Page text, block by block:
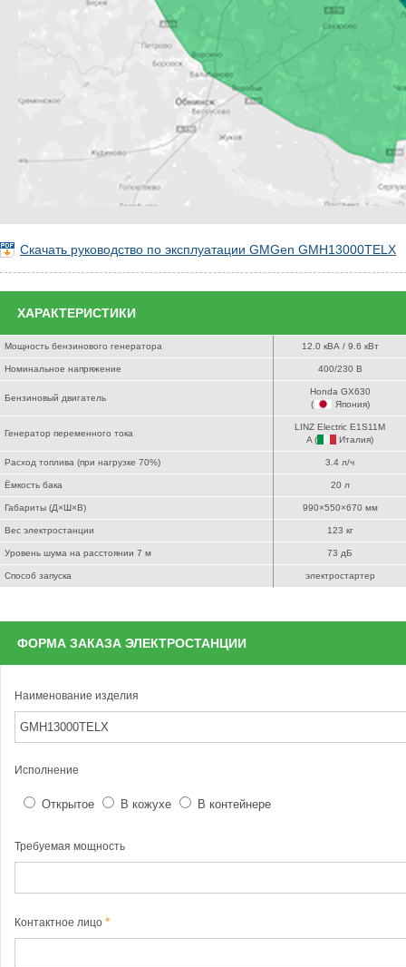
Скачать руководство по эксплуатации GMGen GMH13000TELX
ХАРАКТЕРИСТИКИ
Мощность бензинового генератора 12.0 кВА / 9.6 кВт
Номинальное напряжение 400/230 В
Бензиновый двигатель
Honda GX630
(
Япония)
Генератор переменного тока
LINZ Electric E1S11M
A (
Италия)
Расход топлива (при нагрузке 70%) 3.4 л/ч
Ёмкость бака 20 л
Габариты (Д×Ш×В) 990×550×670 мм
Вес электростанции 123 кг
Уровень шума на расстоянии 7 м 73 дБ
Способ запуска электростартер
ФОРМА ЗАКАЗА ЭЛЕКТРОСТАНЦИИ
Наименование изделия
Исполнение
Открытое В кожухе В контейнере
Требуемая мощность
Контактное лицо